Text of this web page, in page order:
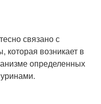
связано с
которая возникает в
определенных